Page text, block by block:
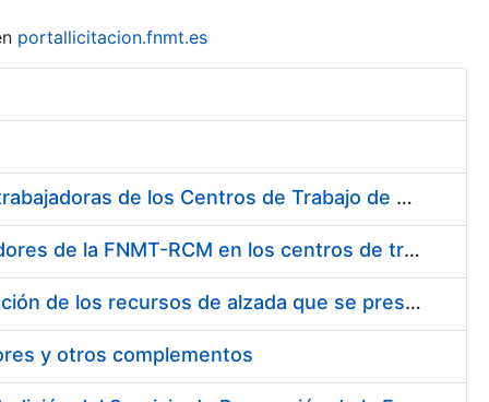
portallicitacion.fnmt.es
Suministro de Protectores Auditivos a medida para las personas trabajadoras de los Centros de Trabajo de Madrid y Burgos
Suministro de gafas graduadas antiproyecciones para los trabajadores de la FNMT-RCM en los centros de trabajo de Madrid y Burgos
Servicios de una empresa externa para el asesoramiento y resolución de los recursos de alzada que se presentan relacionados con procesos de selección para la FNMT-RCM
y otros complementos